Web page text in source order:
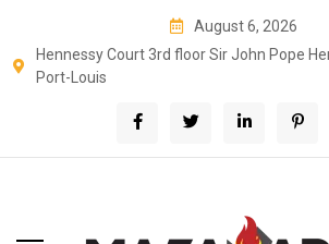
content
August 6, 2026
Hennessy Court 3rd floor Sir John Pope
Port-Louis